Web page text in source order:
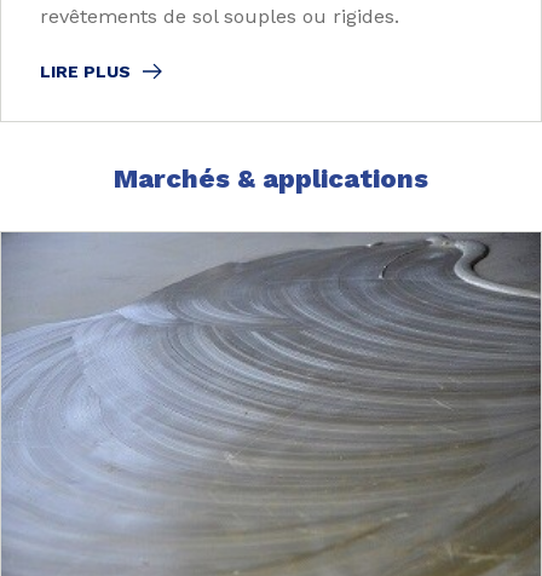
revêtements de sol souples ou rigides.
LIRE PLUS
Marchés & applications